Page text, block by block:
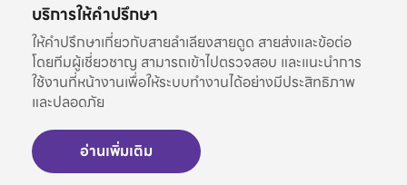
บริการให้คำปรึกษา
ให้คำปรึกษาเกี่ยวกับสายลำเลียงสายดูด สายส่งและข้อต่อ
โดยทีมผู้เชี่ยวชาญ สามารถเข้าไปตรวจสอบ และแนะนำการ
ใช้งานที่หน้างานเพื่อให้ระบบทำงานได้อย่างมีประสิทธิภาพ
และปลอดภัย
อ่านเพิ่มเติม